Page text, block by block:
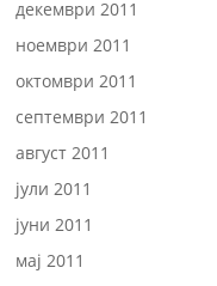
декември 2011
ноември 2011
октомври 2011
септември 2011
август 2011
јули 2011
јуни 2011
мај 2011